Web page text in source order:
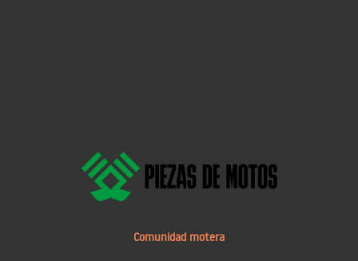
Comunidad motera